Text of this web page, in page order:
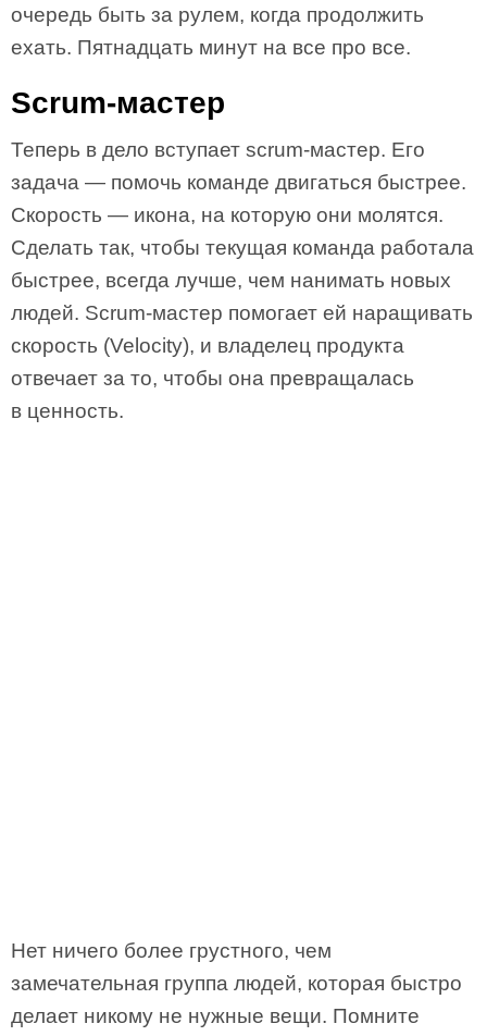
очередь быть за рулем, когда продолжить
ехать. Пятнадцать минут на все про все.
Scrum-мастер
Теперь в дело вступает scrum-мастер. Его
задача — помочь команде двигаться быстрее.
Скорость — икона, на которую они молятся.
Сделать так, чтобы текущая команда работала
быстрее, всегда лучше, чем нанимать новых
людей. Scrum-мастер помогает ей наращивать
скорость (Velocity), и владелец продукта
отвечает за то, чтобы она превращалась
в ценность.
Нет ничего более грустного, чем
замечательная группа людей, которая быстро
делает никому не нужные вещи. Помните